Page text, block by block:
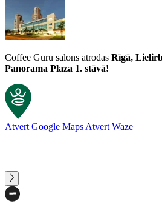
Coffee Guru salons atrodas Rīgā,
Panorama Plaza 1. stāvā!
Atvērt Google Maps Atvērt Waze